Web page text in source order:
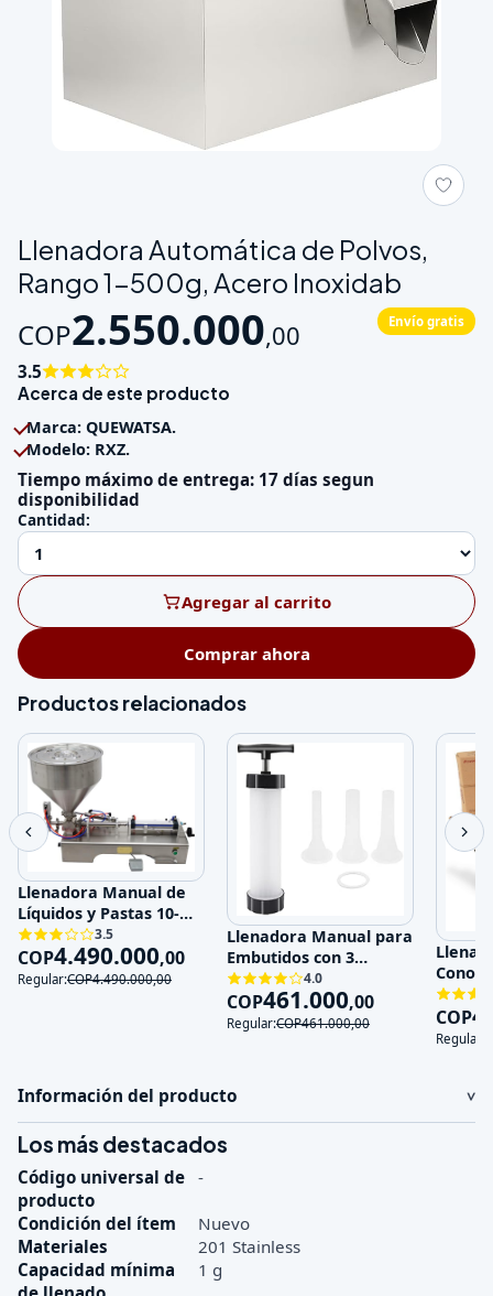
Galeria de Llenadora Automática de Polvos, Rango 1-500g,
Llenadora Automática de Polvos,
Rango 1-500g, Acero Inoxidab
COP2.550.000,00 Envío gratis
3.5
Acerca de este producto
Marca: QUEWATSA.
Modelo: RXZ.
Tiempo máximo de entrega: 17 días segun
disponibilidad
Cantidad:
Agregar al carrito
Comprar ahora
Productos relacionados
Llenadora Manual de
Líquidos y Pastas 10-
100ml Acero Inoxida
3.5
COP4.490.000,00
Regular:COP4.490.000,00
Llenadora Manual para
Embutidos con 3
Boquillas de Acero Ino
4.0
COP461.000,00
Regular:COP461.000,00
Conos
COP
Regular:
Información del producto
Los más destacados
Código universal de
producto
-
Condición del ítem
Nuevo
Materiales
201 Stainless
Capacidad mínima
1 g